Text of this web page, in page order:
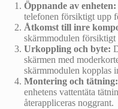
Öppnande av enheten:
telefonen försiktigt upp
Åtkomst till inre
skärmmodulen försiktigt
Urkoppling och byte:
skärmen med
skärmmodulen kopplas
Montering och tätning:
enhetens vattentäta
återappliceras noggrant.